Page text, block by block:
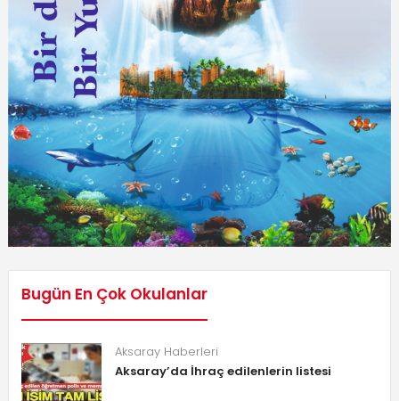
Bugün En Çok Okulanlar
Aksaray Haberleri
Aksaray’da İhraç edilenlerin listesi